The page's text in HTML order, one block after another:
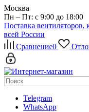
Москва
Пн – Пт: с 9:00 до 18:00
Поставка вентиляторов,
всей России
Сравнение0
Telegram
WhatsApp